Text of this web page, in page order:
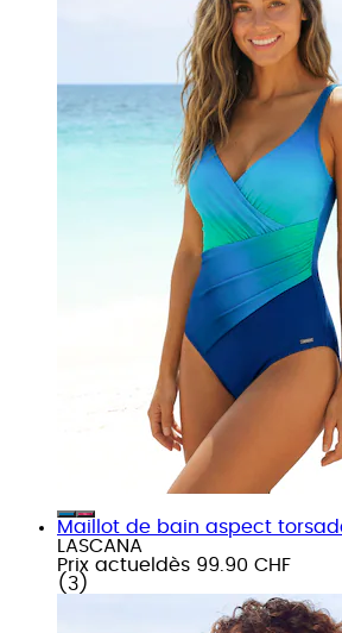
Maillot de bain aspect
LASCANA
Prix actuel dès 99.90 CHF
( 3 )